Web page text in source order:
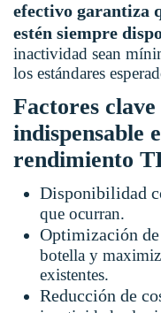
efectivo garantiza
estén siempre
inactividad sean
los estándares
Factores clave
indispensable
rendimiento
Disponibilidad
que ocurran.
Optimización de
botella y
existentes.
Reducción de